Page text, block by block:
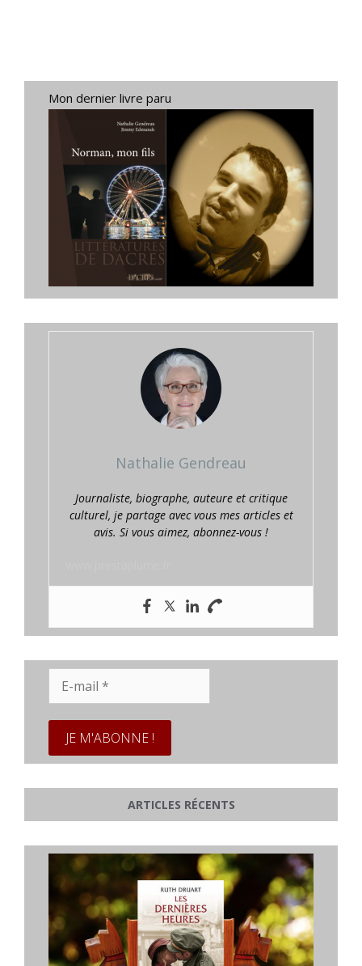
Mon dernier livre paru
Nathalie Gendreau
Journaliste, biographe, auteure et critique
culturel, je partage avec vous mes articles et
avis. Si vous aimez, abonnez-vous !
mail
ARTICLES RÉCENTS